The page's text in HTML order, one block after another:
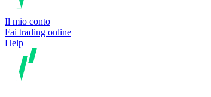
Il mio conto
Fai trading online
Help